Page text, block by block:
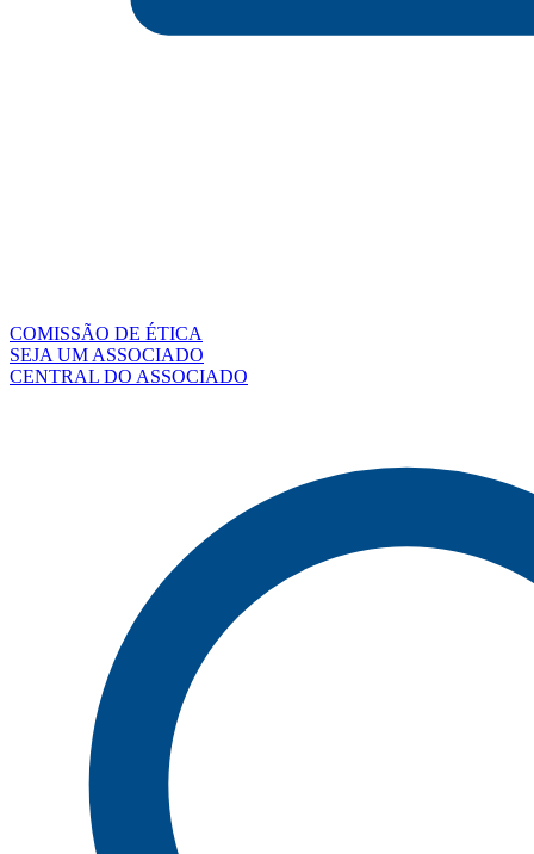
COMISSÃO DE ÉTICA
SEJA UM ASSOCIADO
CENTRAL DO ASSOCIADO